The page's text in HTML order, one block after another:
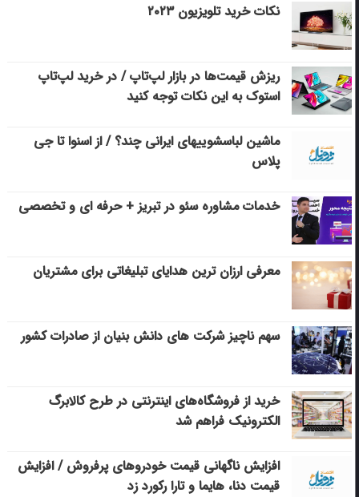
نکات خرید تلویزیون ۲۰۲۳
ریزش قیمت‌ها در بازار لپ‌تاپ / در خرید لپ‌تاپ
استوک به این نکات توجه کنید
ماشین لباسشویی‎های ایرانی چند؟ / از اسنوا تا جی
پلاس
خدمات مشاوره سئو در تبریز + حرفه ای و تخصصی
معرفی ارزان ترین هدایای تبلیغاتی برای مشتریان
سهم ناچیز شرکت های دانش بنیان از صادرات کشور
خرید از فروشگاه‌های اینترنتی در طرح کالابرگ
الکترونیک فراهم شد
افزایش ناگهانی قیمت خودروهای پرفروش / افزایش
قیمت دنا، هایما و تارا رکورد زد